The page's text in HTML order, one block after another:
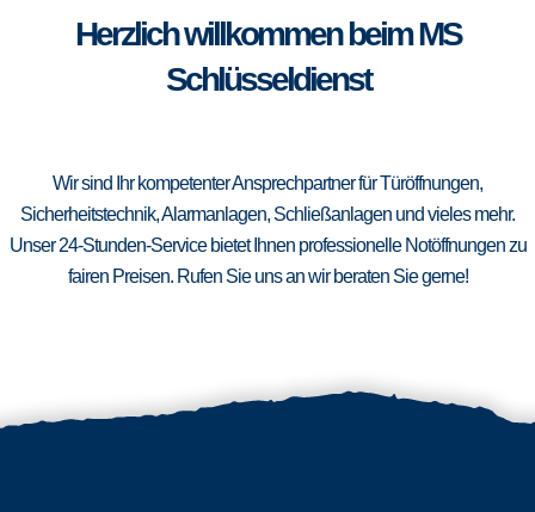
Herzlich willkommen beim MS
Schlüsseldienst
Wir sind Ihr kompetenter Ansprechpartner für Türöffnungen,
Sicherheitstechnik, Alarmanlagen, Schließanlagen und vieles mehr.
Unser 24-Stunden-Service bietet Ihnen professionelle Notöffnungen zu
fairen Preisen. Rufen Sie uns an wir beraten Sie gerne!